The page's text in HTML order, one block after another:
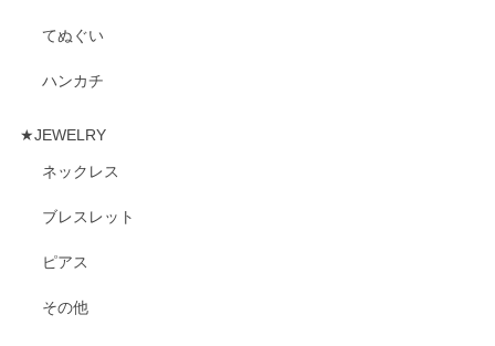
てぬぐい
ハンカチ
★JEWELRY
ネックレス
ブレスレット
ピアス
その他